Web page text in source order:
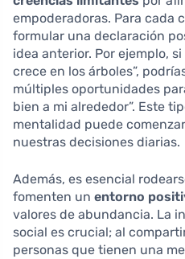
empoderadoras. Para cada
formular una declaración
idea anterior. Por ejemplo,
crece en los árboles”,
múltiples oportunidades
bien a mi alrededor”. Este
mentalidad puede
nuestras decisiones diarias.
Además, es esencial
fomenten un entorno
valores de abundancia. La
social es crucial; al
personas que tienen una